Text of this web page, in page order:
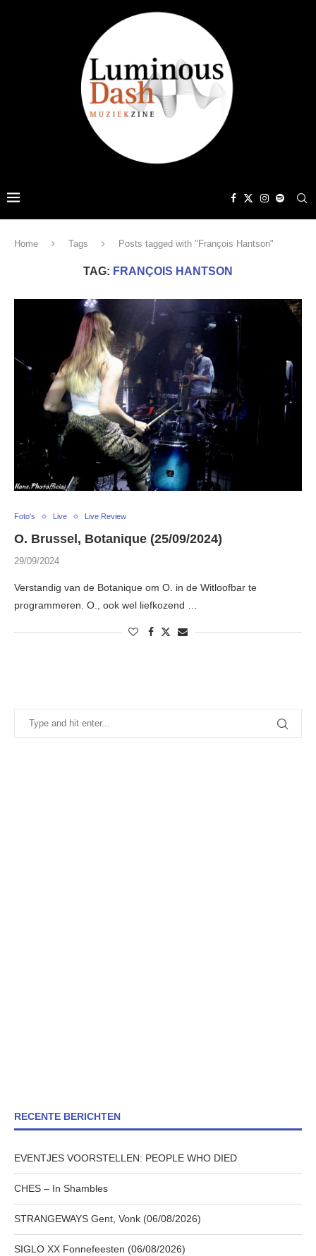
Home Tags Posts tagged with "François Hantson"
TAG: FRANÇOIS HANTSON
Foto's Live Live Review
O. Brussel, Botanique (25/09/2024)
29/09/2024
Verstandig van de Botanique om O. in de Witloofbar te
programmeren. O., ook wel liefkozend …
RECENTE BERICHTEN
EVENTJES VOORSTELLEN: PEOPLE WHO DIED
CHES – In Shambles
STRANGEWAYS Gent, Vonk (06/08/2026)
SIGLO XX Fonnefeesten (06/08/2026)